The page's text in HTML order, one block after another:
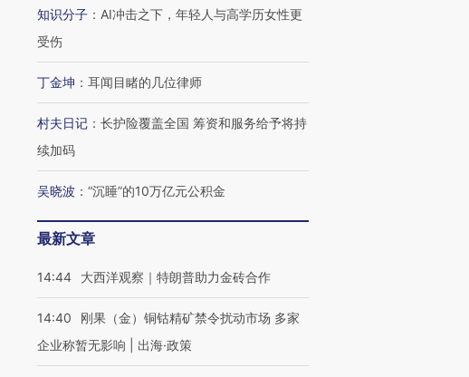
知识分子 ： AI冲击之下，年轻人与高学历女性更
受伤
丁金坤 ： 耳闻目睹的几位律师
村夫日记 ： 长护险覆盖全国 筹资和服务给予将持
续加码
吴晓波 ： “沉睡”的10万亿元公积金
最新文章
14:44 大西洋观察｜特朗普助力金砖合作
14:40
刚果（金）铜钴精矿禁令扰动市场 多家
企业称暂无影响 | 出海·政策